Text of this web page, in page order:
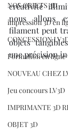
NOS OBJETS 3D
impression 3D en
CONCESSION
Formation en ligne
NOUVEAU CHEZ
Jeu concours LV3D
IMPRIMANTE 3D
OBJET 3D
créativité
nous allons
filament peut
objets
une précision